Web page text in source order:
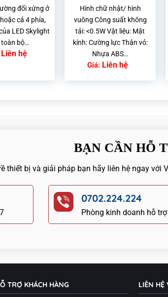
đối xứng ở
cả 4 phía,
LED Skylight
toàn bộ…
Liên hệ
Hình chữ nhật/ hình
vuông Công suất không
tải: <0.5W Vật liệu: Mặt
kính: Cường lực Thân vỏ:
Nhựa ABS…
Giá: Liên hệ
BẠN CẦN HỖ
thiết bị và giải pháp bạn hãy liên hệ ngay với
0702.224.224
Phòng kinh doanh hỗ
TRỢ KHÁCH HÀNG LIÊN HỆ